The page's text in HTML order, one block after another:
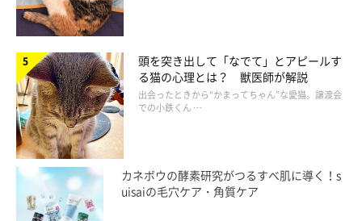
頭を突き出して「なでて」とアピールす
る猫の心理とは？ 獣医師が解説
出会ったときから“かまってちゃん”な愛猫。譲渡会
での小鉄くん …
カネボウの酵素研究がつるすべ肌に導く！s
uisaiの毛穴ケア・角質ケア